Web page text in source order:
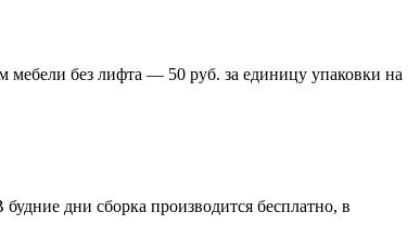
без лифта — 50 руб. за единицу упаковки на
дни сборка производится бесплатно, в